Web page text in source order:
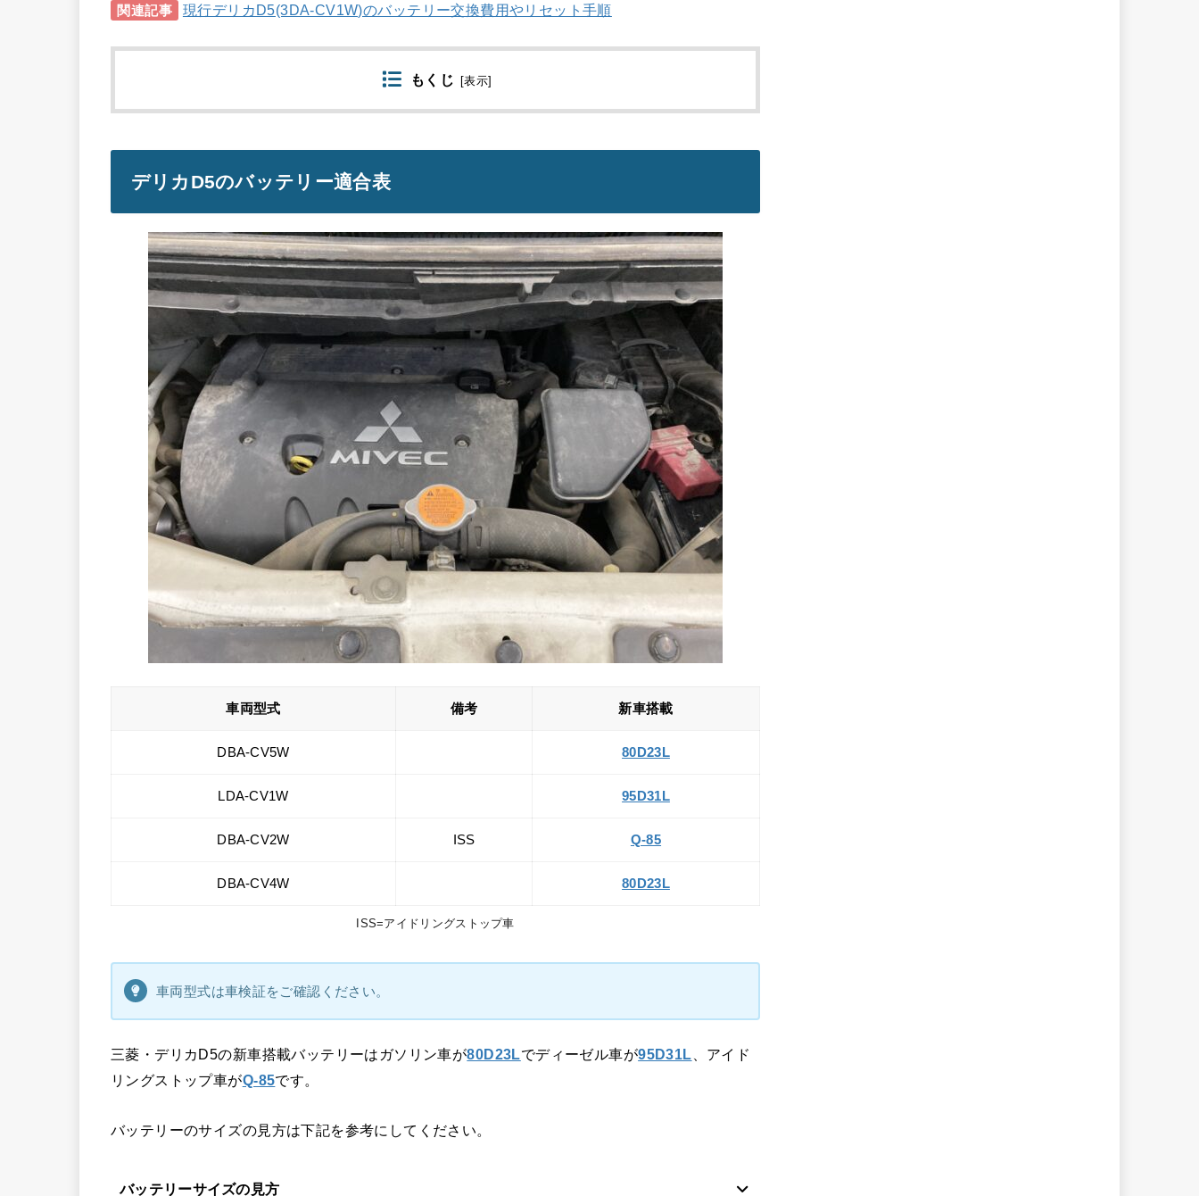
関連記事 現行デリカD5(3DA-CV1W)のバッテリー交換費用やリセット手順
もくじ [表示
デリカD5のバッテリー適合表
車両型式 備考 新車搭載
DBA-CV5W 80D23L
LDA-CV1W 95D31L
DBA-CV2W ISS Q-85
DBA-CV4W 80D23L
ISS=アイドリングストップ車
車両型式は車検証をご確認ください。
三菱・デリカD5の新車搭載バッテリーはガソリン車が80D23Lでディーゼル車が95D31L 、アイド
リングストップ車がQ-85です。
バッテリーのサイズの見方は下記を参考にしてください。
バッテリーサイズの見方